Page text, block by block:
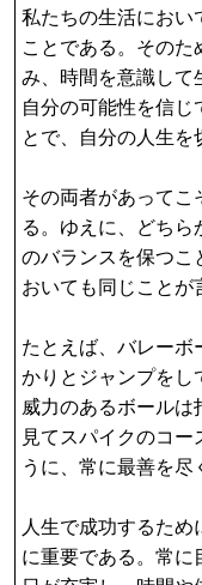
私たちの生活にお
ことである。その
み、時間を意識し
自分の可能性を信
とで、自分の人生を
その両者があって
る。ゆえに、どち
のバランスを保つ
おいても同じことが
たとえば、バレー
かりとジャンプをし
威力のあるボール
見てスパイクのコ
うに、常に最善を尽
人生で成功するた
に重要である。常